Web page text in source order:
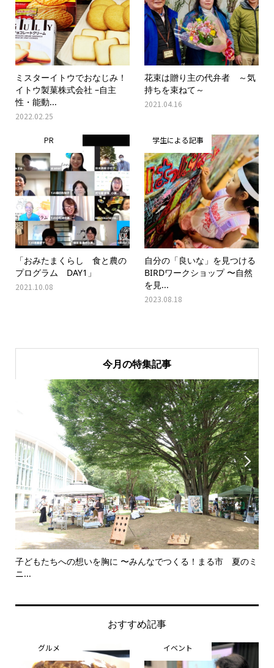
ミスターイトウでおなじみ！
イトウ製菓株式会社 –自主
性・能動...
2022.02.25
花束は贈り主の代弁者 ～気
持ちを束ねて～
2021.04.16
PR
「おみたまくらし 食と農の
プログラム DAY1」
2021.10.08
学生による記事
自分の「良いな」を見つける
BIRDワークショップ 〜自然
を見...
2023.08.18
今月の特集記事

子どもたちへの想いを胸に 〜みんなでつくる！まる市 夏のミ
ニ...

おすすめ記事
グルメ イベント